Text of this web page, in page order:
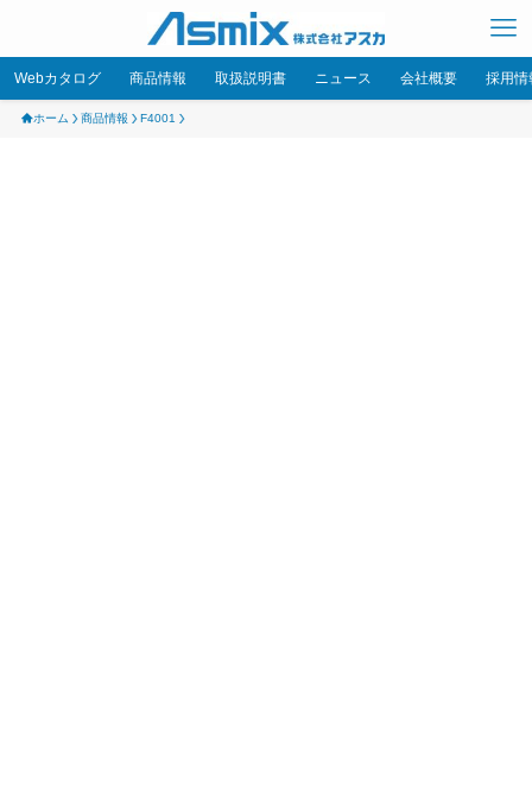
Webカタログ 商品情報 取扱説明書 ニュース 会社概要 採用情
ホーム 商品情報 F4001